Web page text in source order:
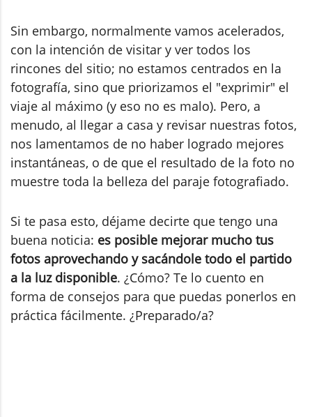
Sin embargo, normalmente vamos acelerados,
con la intención de visitar y ver todos los
rincones del sitio; no estamos centrados en la
fotografía, sino que priorizamos el "exprimir" el
viaje al máximo (y eso no es malo). Pero, a
menudo, al llegar a casa y revisar nuestras fotos,
nos lamentamos de no haber logrado mejores
instantáneas, o de que el resultado de la foto no
muestre toda la belleza del paraje fotografiado.
Si te pasa esto, déjame decirte que tengo una
buena noticia: es posible mejorar mucho tus
fotos aprovechando y sacándole todo el partido
a la luz disponible. ¿Cómo? Te lo cuento en
forma de consejos para que puedas ponerlos en
práctica fácilmente. ¿Preparado/a?